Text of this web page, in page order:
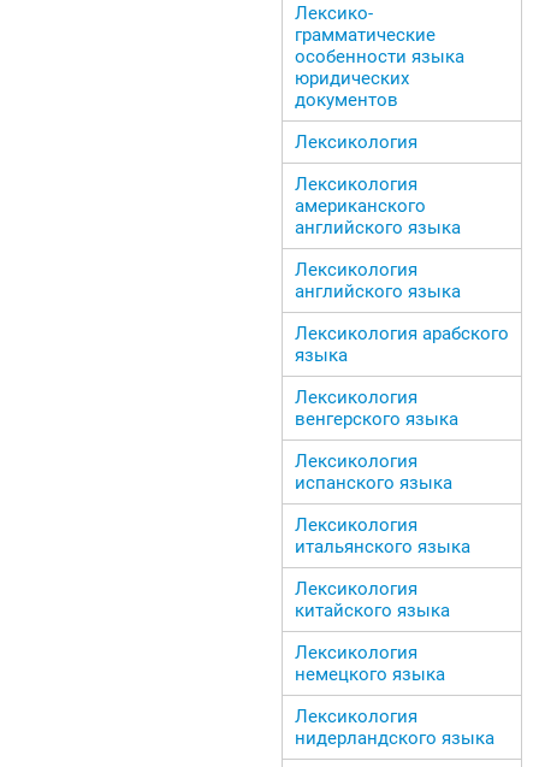
Лексико-
грамматические
особенности языка
юридических
документов
Лексикология
Лексикология
американского
английского языка
Лексикология
английского языка
Лексикология арабского
языка
Лексикология
венгерского языка
Лексикология
испанского языка
Лексикология
итальянского языка
Лексикология
китайского языка
Лексикология
немецкого языка
Лексикология
нидерландского языка